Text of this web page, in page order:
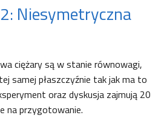
Niesymetryczna
ciężary są w stanie równowagi,
samej płaszczyźnie tak jak ma to
oraz dyskusja zajmują 20
na przygotowanie.